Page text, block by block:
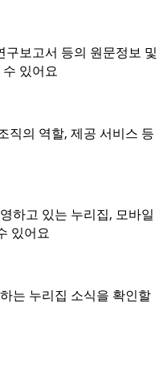
구보고서 등의 원문정보 및
있어요
직의 역할, 제공 서비스 등
하고 있는 누리집, 모바일
있어요
는 누리집 소식을 확인할